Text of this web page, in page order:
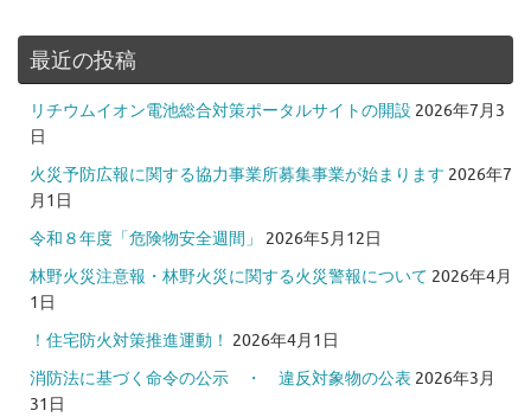
最近の投稿
リチウムイオン電池総合対策ポータルサイトの開設 2026年7月3
日
火災予防広報に関する協力事業所募集事業が始まります 2026年7
月1日
令和８年度「危険物安全週間」
2026年5月12日
林野火災注意報・林野火災に関する火災警報について 2026年4月
1日
！住宅防火対策推進運動！ 2026年4月1日
消防法に基づく命令の公示 ・ 違反対象物の公表 2026年3月
31日